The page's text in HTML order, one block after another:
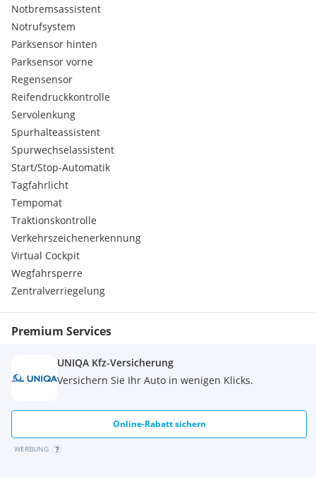
Notbremsassistent
Notrufsystem
Parksensor hinten
Parksensor vorne
Regensensor
Reifendruckkontrolle
Servolenkung
Spurhalteassistent
Spurwechselassistent
Start/Stop-Automatik
Tagfahrlicht
Tempomat
Traktionskontrolle
Verkehrszeichenerkennung
Virtual Cockpit
Wegfahrsperre
Zentralverriegelung
Premium Services
UNIQA Kfz-Versicherung
Versichern Sie Ihr Auto in wenigen Klicks.
Online-Rabatt sichern
WERBUNG